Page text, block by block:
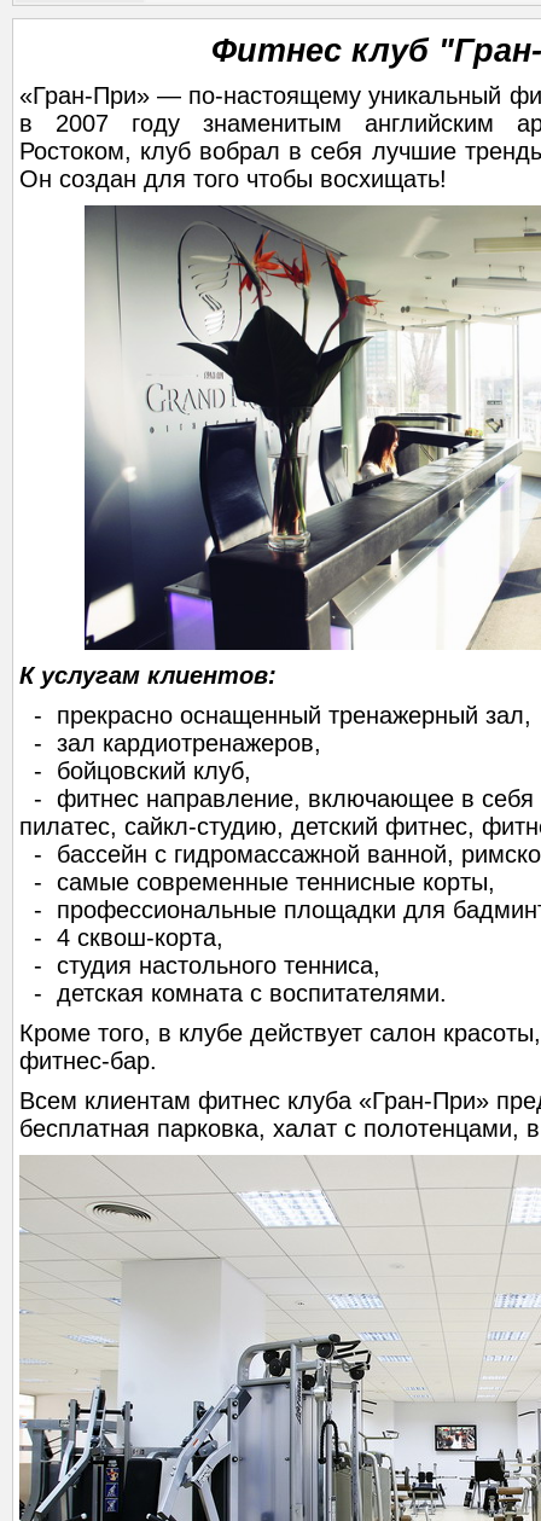
Фитнес клуб
«Гран-При» — по-настоящему уникальный
в 2007 году знаменитым английским
Ростоком, клуб вобрал в себя лучшие
Он создан для того чтобы восхищать!
К услугам клиентов:
- прекрасно оснащенный тренажерный зал,
- зал кардиотренажеров,
- бойцовский клуб,
- фитнес направление, включающее в себя
пилатес, сайкл-студию, детский фитнес,
- бассейн с гидромассажной ванной,
- самые современные теннисные корты,
- профессиональные площадки для
- 4 сквош-корта,
- студия настольного тенниса,
- детская комната с воспитателями.
Кроме того, в клубе действует салон
фитнес-бар.
Всем клиентам фитнес клуба «Гран-При»
бесплатная парковка, халат с полотенцами,